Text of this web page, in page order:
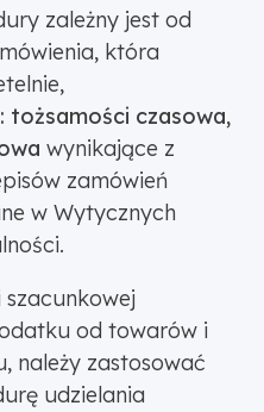
zależny jest od
która
tożsamości czasowa,
wynikające z
zamówień
w Wytycznych
od towarów i
należy zastosować
udzielania